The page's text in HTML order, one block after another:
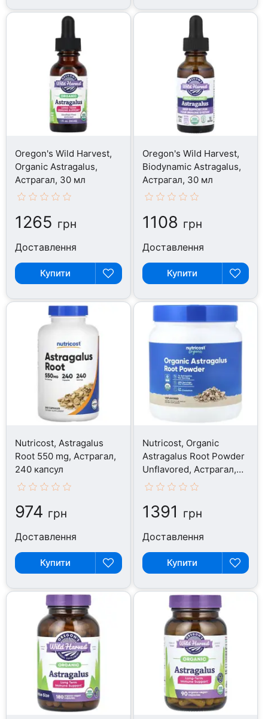
Oregon's Wild Harvest,
Organic Astragalus,
Астрагал, 30 мл
1265 грн
Доставлення
Купити
Oregon's Wild Harvest,
Biodynamic Astragalus,
Астрагал, 30 мл
1108 грн
Доставлення
Купити
Nutricost, Astragalus
Root 550 mg, Астрагал,
240 капсул
974 грн
Доставлення
Купити
Nutricost, Organic
Astragalus Root Powder
Unflavored, Астрагал,
454 г
1391 грн
Доставлення
Купити